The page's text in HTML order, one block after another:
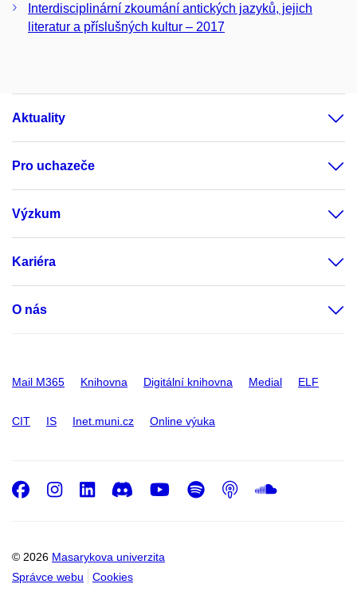
Interdisciplinární zkoumání antických jazyků, jejich
literatur a příslušných kultur – 2017
Aktuality
Pro uchazeče
Výzkum
Kariéra
O nás
Mail M365 Knihovna Digitální knihovna Medial ELF
CIT IS Inet.muni.cz Online výuka
© 2026 Masarykova univerzita
Správce webu
Cookies
Facebook
Instagram
LinkedIn
DiscordYoutube
Spotify
Podcast